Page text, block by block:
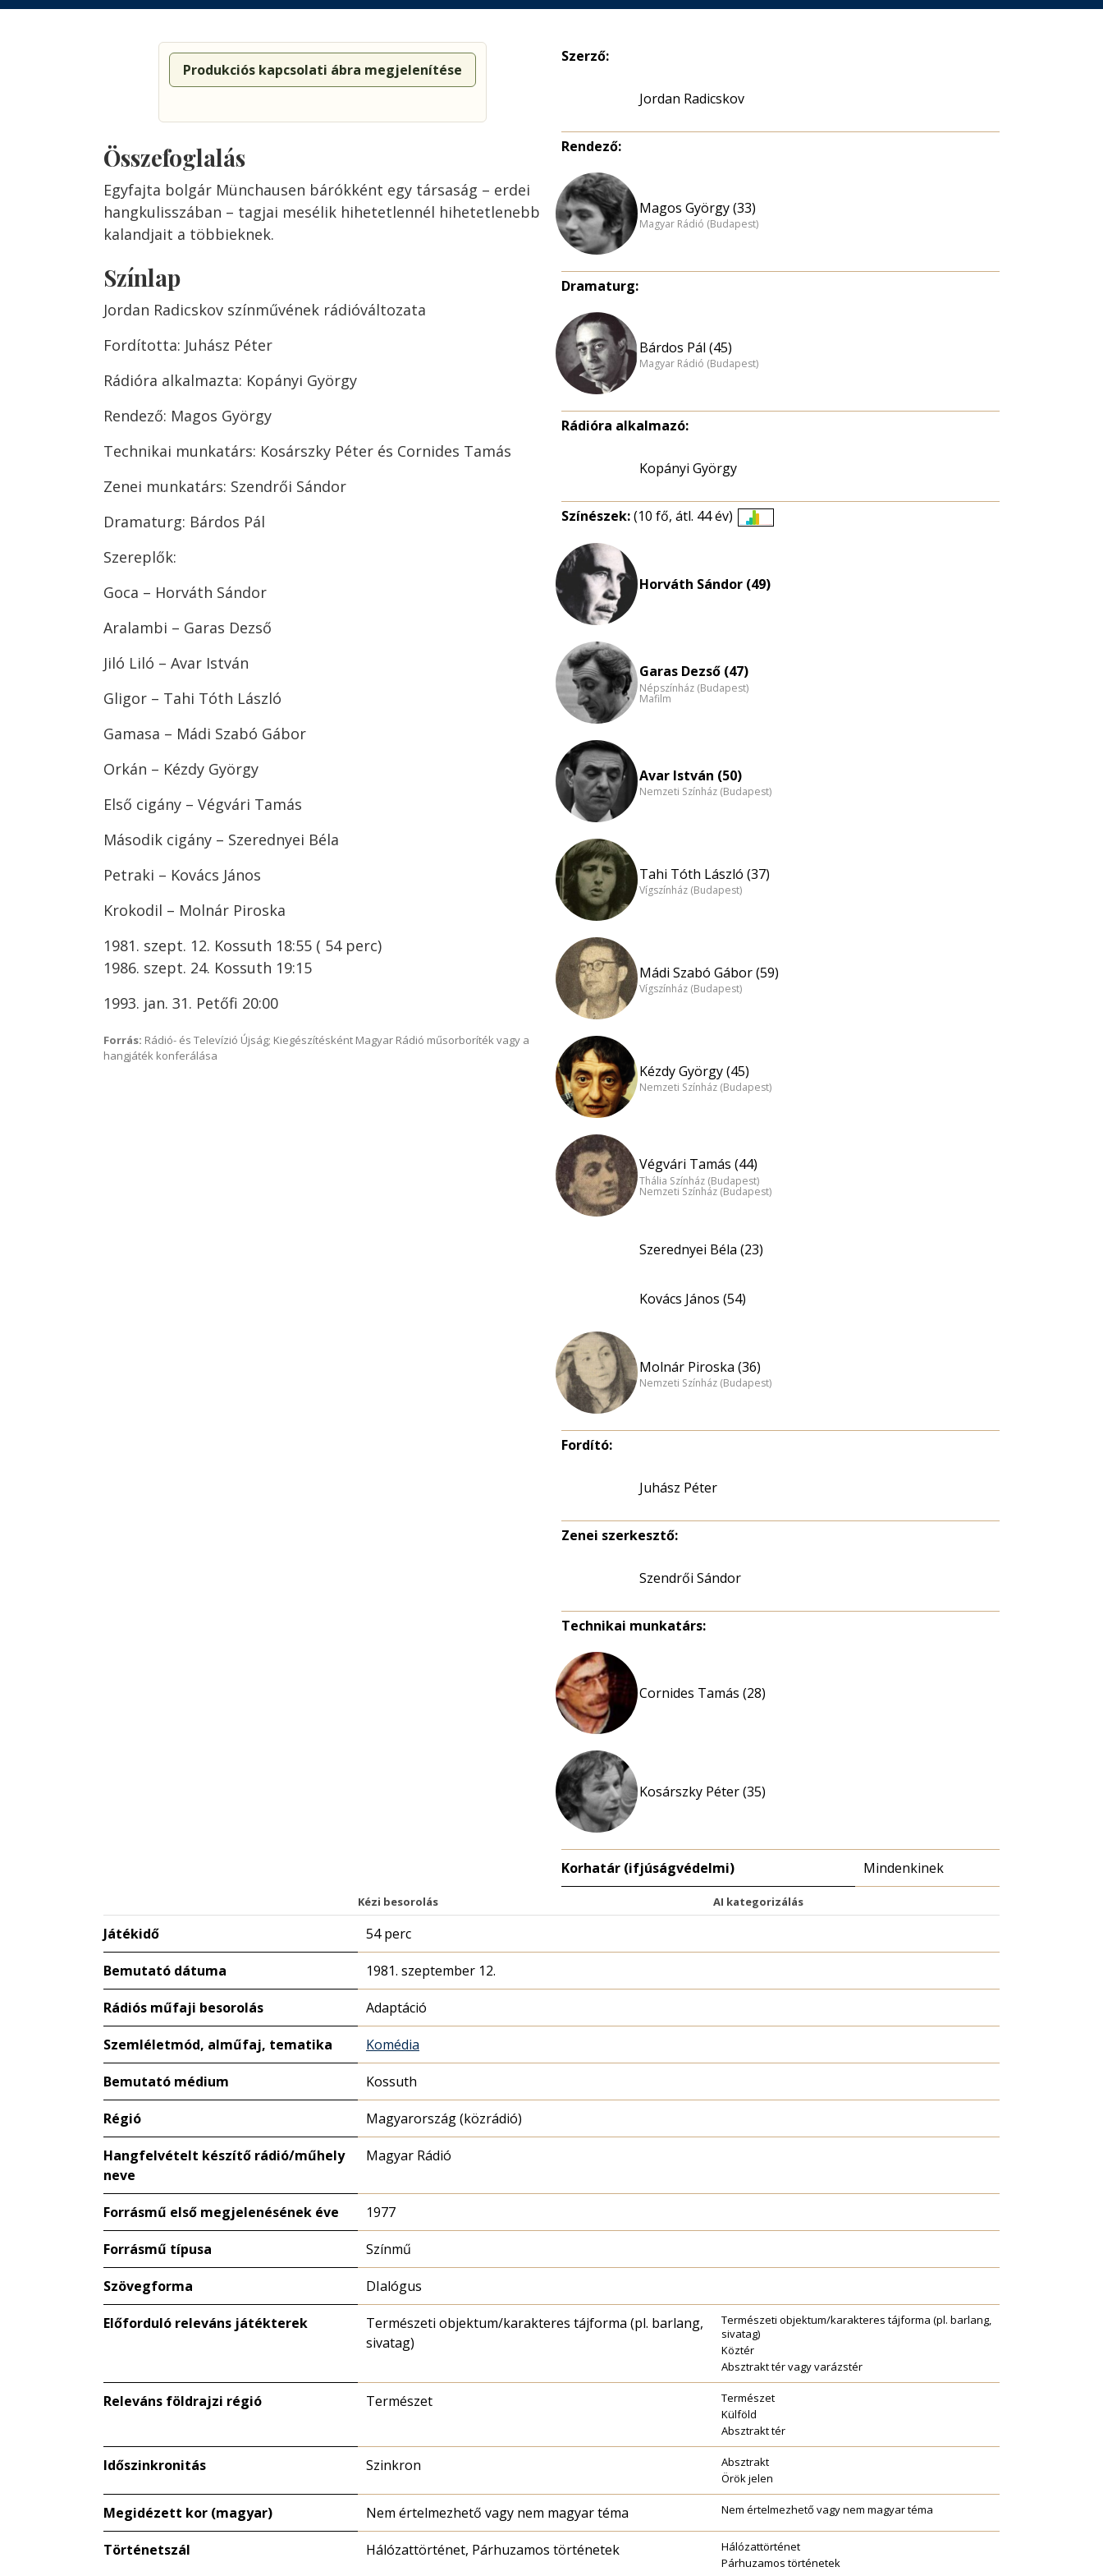
Produkciós kapcsolati ábra megjelenítése
Összefoglalás
Egyfajta bolgár Münchausen bárókként egy társaság – erdei
hangkulisszában – tagjai mesélik hihetetlennél hihetetlenebb
kalandjait a többieknek.
Színlap
Jordan Radicskov színművének rádióváltozata
Fordította: Juhász Péter
Rádióra alkalmazta: Kopányi György
Rendező: Magos György
Technikai munkatárs: Kosárszky Péter és Cornides Tamás
Zenei munkatárs: Szendrői Sándor
Dramaturg: Bárdos Pál
Szereplők:
Goca – Horváth Sándor
Aralambi – Garas Dezső
Jiló Liló – Avar István
Gligor – Tahi Tóth László
Gamasa – Mádi Szabó Gábor
Orkán – Kézdy György
Első cigány – Végvári Tamás
Második cigány – Szerednyei Béla
Petraki – Kovács János
Krokodil – Molnár Piroska
1981. szept. 12. Kossuth 18:55 ( 54 perc)
1986. szept. 24. Kossuth 19:15
1993. jan. 31. Petőfi 20:00
Forrás: Rádió- és Televízió Újság; Kiegészítésként Magyar Rádió műsorboríték vagy a
hangjáték konferálása
Szerző:
Jordan Radicskov
Rendező:
Magos György (33)
Magyar Rádió (Budapest)
Dramaturg:
Bárdos Pál (45)
Magyar Rádió (Budapest)
Rádióra alkalmazó:
Kopányi György
Színészek:(10 fő, átl. 44 év)
Horváth Sándor (49)
Garas Dezső (47)
Népszínház (Budapest)
Mafilm
Avar István (50)
Nemzeti Színház (Budapest)
Tahi Tóth László (37)
Vígszínház (Budapest)
Mádi Szabó Gábor (59)
Vígszínház (Budapest)
Kézdy György (45)
Nemzeti Színház (Budapest)
Végvári Tamás (44)
Thália Színház (Budapest)
Nemzeti Színház (Budapest)
Szerednyei Béla (23)
Kovács János (54)
Molnár Piroska (36)
Nemzeti Színház (Budapest)
Fordító:
Juhász Péter
Zenei szerkesztő:
Szendrői Sándor
Technikai munkatárs:
Cornides Tamás (28)
Kosárszky Péter (35)
Korhatár (ifjúságvédelmi) Mindenkinek
Kézi besorolás AI kategorizálás
Játékidő 54 perc
Bemutató dátuma 1981. szeptember 12.
Rádiós műfaji besorolás Adaptáció
Szemléletmód, alműfaj, tematika Komédia
Bemutató médium Kossuth
Régió Magyarország (közrádió)
Hangfelvételt készítő rádió/műhely
neve
Magyar Rádió
Forrásmű első megjelenésének éve 1977
Forrásmű típusa Színmű
Szövegforma DIalógus
Előforduló releváns játékterek
Természeti objektum/karakteres tájforma (pl. barlang,
sivatag)
Természeti objektum/karakteres tájforma (pl. barlang,
sivatag)
Köztér
Absztrakt tér vagy varázstér
Releváns földrajzi régió Természet
Természet
Külföld
Absztrakt tér
Időszinkronitás Szinkron
Absztrakt
Örök jelen
Megidézett kor (magyar) Nem értelmezhető vagy nem magyar téma Nem értelmezhető vagy nem magyar téma
Történetszál Hálózattörténet, Párhuzamos történetek
Hálózattörténet
Párhuzamos történetek